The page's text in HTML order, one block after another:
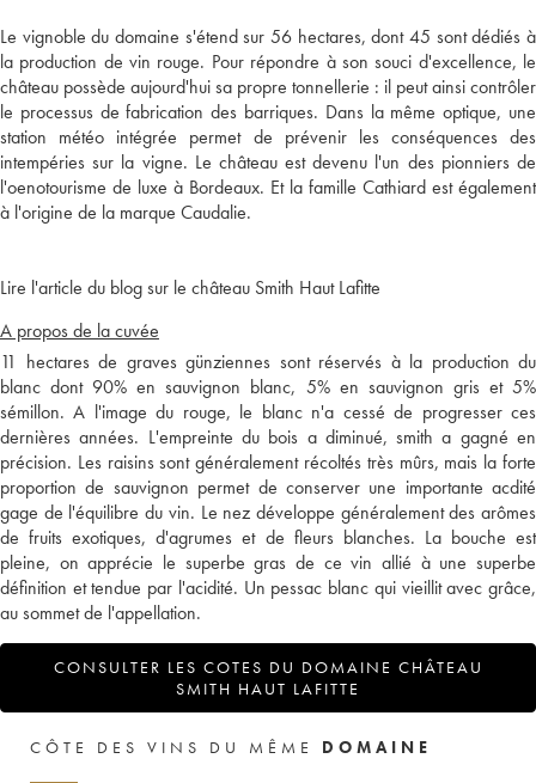
Le vignoble du domaine s'étend sur 56 hectares, dont 45 sont dédiés à
la production de vin rouge. Pour répondre à son souci d'excellence, le
château possède aujourd'hui sa propre tonnellerie : il peut ainsi contrôler
le processus de fabrication des barriques. Dans la même optique, une
station météo intégrée permet de prévenir les conséquences des
intempéries sur la vigne. Le château est devenu l'un des pionniers de
l'oenotourisme de luxe à Bordeaux. Et la famille Cathiard est également
à l'origine de la marque Caudalie.
Lire l'article du blog sur le château Smith Haut Lafitte
A propos de la cuvée
11 hectares de graves günziennes sont réservés à la production du
blanc dont 90% en sauvignon blanc, 5% en sauvignon gris et 5%
sémillon. A l'image du rouge, le blanc n'a cessé de progresser ces
dernières années. L'empreinte du bois a diminué, smith a gagné en
précision. Les raisins sont généralement récoltés très mûrs, mais la forte
proportion de sauvignon permet de conserver une importante acdité
gage de l'équilibre du vin. Le nez développe généralement des arômes
de fruits exotiques, d'agrumes et de fleurs blanches. La bouche est
pleine, on apprécie le superbe gras de ce vin allié à une superbe
définition et tendue par l'acidité. Un pessac blanc qui vieillit avec grâce,
au sommet de l'appellation.
CONSULTER LES COTES DU DOMAINE CHÂTEAU
SMITH HAUT LAFITTE
CÔTE DES VINS DU MÊME DOMAINE